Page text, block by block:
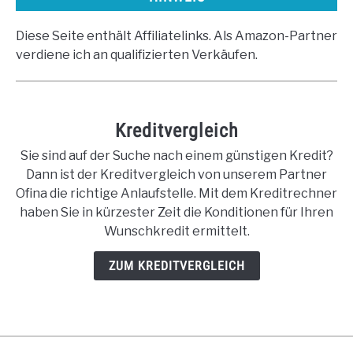
Diese Seite enthält Affiliatelinks. Als Amazon-Partner
verdiene ich an qualifizierten Verkäufen.
Kreditvergleich
Sie sind auf der Suche nach einem günstigen Kredit?
Dann ist der Kreditvergleich von unserem Partner
Ofina die richtige Anlaufstelle. Mit dem Kreditrechner
haben Sie in kürzester Zeit die Konditionen für Ihren
Wunschkredit ermittelt.
ZUM KREDITVERGLEICH